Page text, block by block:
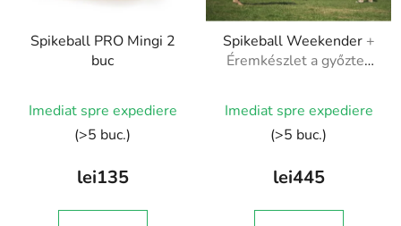
Spikeball PRO Mingi 2
buc
Imediat spre expediere
(>5 buc.)
lei135
Spikeball Weekender +
Éremkészlet a győztes
Imediat spre expediere
(>5 buc.)
lei445